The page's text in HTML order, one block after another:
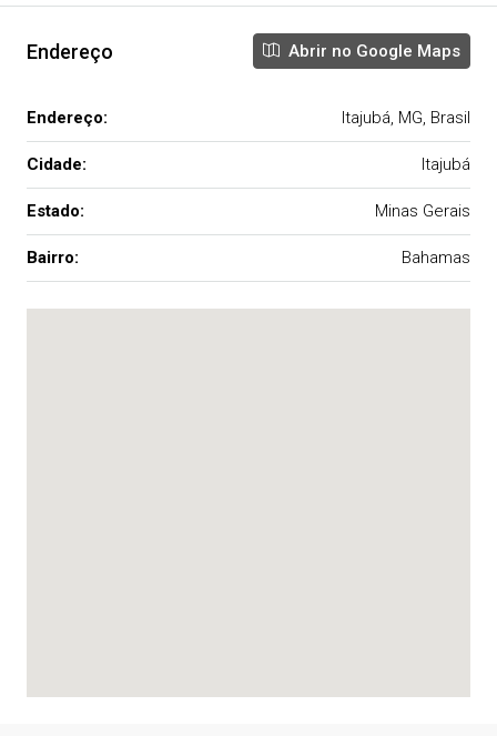
Endereço Abrir no Google Maps
Endereço: Itajubá, MG, Brasil
Cidade: Itajubá
Estado: Minas Gerais
Bairro: Bahamas